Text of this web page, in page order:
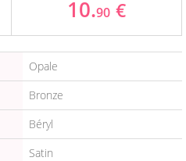
10.90 €
Opale
Bronze
Béryl
Satin